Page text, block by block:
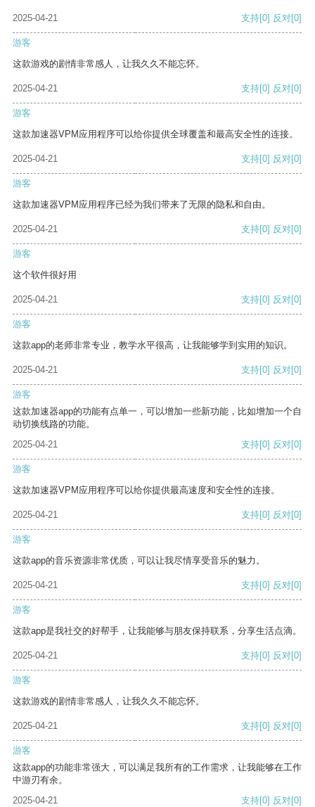
2025-04-21 支持[0] 反对[0]
游客
这款游戏的剧情非常感人，让我久久不能忘怀。
2025-04-21 支持[0] 反对[0]
游客
这款加速器VPM应用程序可以给你提供全球覆盖和最高安全性的连接。
2025-04-21 支持[0] 反对[0]
游客
这款加速器VPM应用程序已经为我们带来了无限的隐私和自由。
2025-04-21 支持[0] 反对[0]
游客
这个软件很好用
2025-04-21 支持[0] 反对[0]
游客
这款app的老师非常专业，教学水平很高，让我能够学到实用的知识。
2025-04-21 支持[0] 反对[0]
游客
这款加速器app的功能有点单一，可以增加一些新功能，比如增加一个自
动切换线路的功能。
2025-04-21
支持[0] 反对[0]
游客
这款加速器VPM应用程序可以给你提供最高速度和安全性的连接。
2025-04-21 支持[0] 反对[0]
游客
这款app的音乐资源非常优质，可以让我尽情享受音乐的魅力。
2025-04-21 支持[0] 反对[0]
游客
这款app是我社交的好帮手，让我能够与朋友保持联系，分享生活点滴。
2025-04-21 支持[0] 反对[0]
游客
这款游戏的剧情非常感人，让我久久不能忘怀。
2025-04-21 支持[0] 反对[0]
游客
这款app的功能非常强大，可以满足我所有的工作需求，让我能够在工作
中游刃有余。
2025-04-21
支持[0] 反对[0]